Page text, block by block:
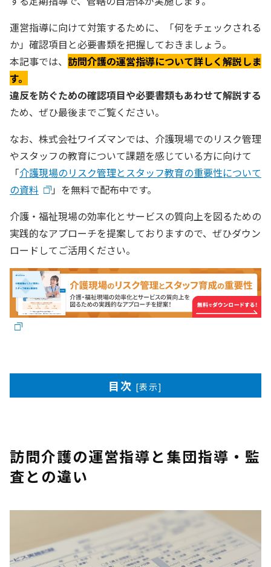
運営指導に向けて対策するために、「何をチェックされる
か」確認項目と必要書類を把握しておきましょう。
本記事では、 訪問介護の運営指導について詳しく解説しま
す。
違反を防ぐための確認項目や必要書類もあわせて解説する
ため、ぜひ最後までご覧ください。
なお、株式会社ワイズマンでは、介護現場でのリスク管理
やスタッフの教育について課題を感じている方に向けて
「介護現場のリスク管理とスタッフ教育の重要性について
の資料
」を無料で配布中です。
介護・福祉現場の効率化とサービスの質向上を図るための
実践的なアプローチを提案しておりますので、ぜひダウン
ロードしてご活用ください。
目次 [表示]
訪問介護の運営指導と集団指導・監
査との違い